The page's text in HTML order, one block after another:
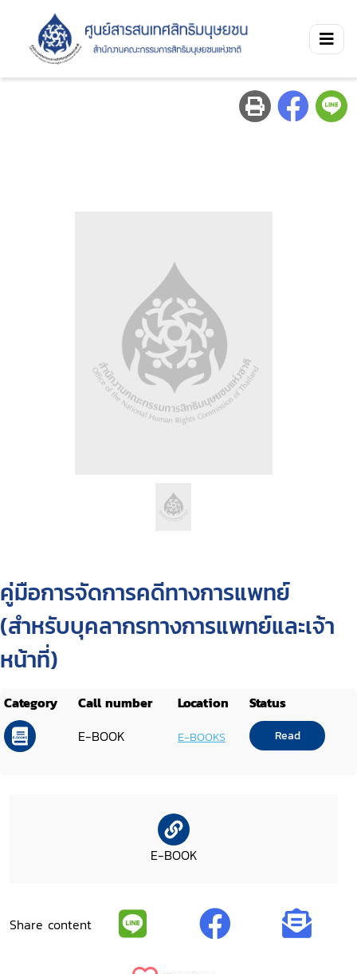
คู่มือการจัดการคดีทางการแพทย์
(สำหรับบุคลากรทางการแพทย์และเจ้า
หน้าที่)
Category Call number Location
Status
E-BOOK
E-BOOKS Read
E-BOOK
Share content